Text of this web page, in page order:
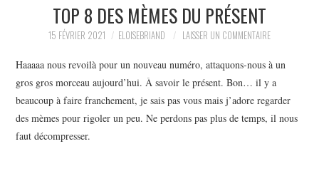
TOP 8 DES MÈMES DU PRÉSENT
15 FÉVRIER 2021 ELOISEBRIAND LAISSER UN COMMENTAIRE
Haaaaa nous revoilà pour un nouveau numéro, attaquons-nous à un
gros gros morceau aujourd’hui. À savoir le présent. Bon… il y a
beaucoup à faire franchement, je sais pas vous mais j’adore regarder
des mèmes pour rigoler un peu. Ne perdons pas plus de temps, il nous
faut décompresser.